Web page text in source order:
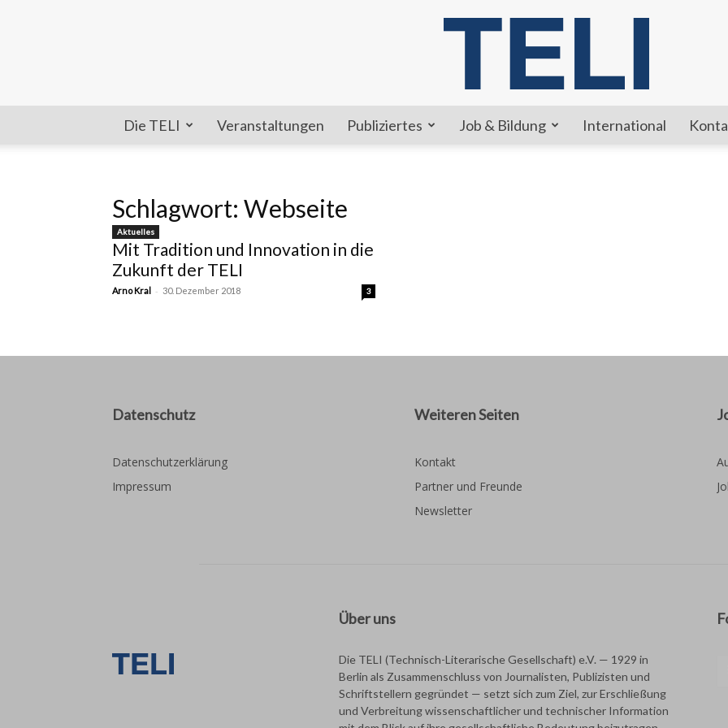
Die TELI Veranstaltungen Publiziertes Job & Bildung International
Schlagwort: Webseite
Aktuelles
Mit Tradition und Innovation in die
Zukunft der TELI
Arno Kral - 30. Dezember 2018 3
Datenschutz
Datenschutzerklärung
Impressum
Weiteren Seiten
Kontakt
Partner und Freunde
Newsletter
Über uns
Die TELI (Technisch-Literarische Gesellschaft) e.V. — 1929 in
Berlin als Zusammenschluss von Journalisten, Publizisten und
Schriftstellern gegründet — setzt sich zum Ziel, zur Erschließung
und Verbreitung wissenschaftlicher und technischer Information